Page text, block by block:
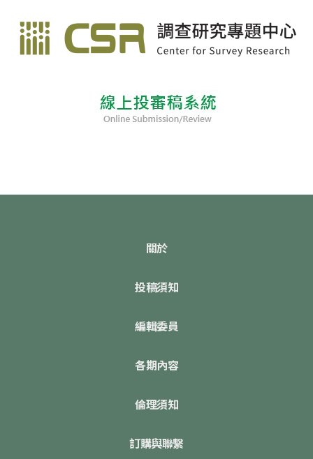
關於
投稿須知
編輯委員
各期內容
倫理須知
訂購與聯繫